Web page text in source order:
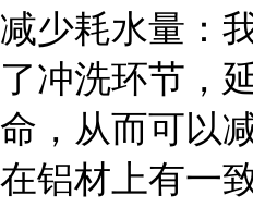
减少耗水量：
了冲洗环节，
命，从而可以
在铝材上有一